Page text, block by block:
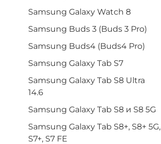
Samsung Galaxy Watch 8
Samsung Buds 3 (Buds 3 Pro)
Samsung Buds4 (Buds4 Pro)
Samsung Galaxy Tab S7
Samsung Galaxy Tab S8 Ultra
14.6
Samsung Galaxy Tab S8 и S8 5G
Samsung Galaxy Tab S8+, S8+ 5G,
S7+, S7 FE